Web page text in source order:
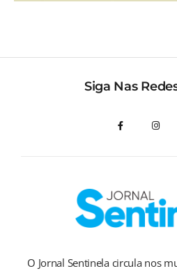
Siga Nas
O Jornal Sentinela circula nos